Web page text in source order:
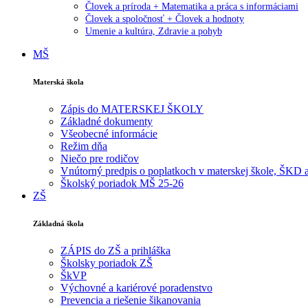
Človek a príroda + Matematika a práca s informáciami
Človek a spoločnosť + Človek a hodnoty
Umenie a kultúra, Zdravie a pohyb
MŠ
Materská škola
Zápis do MATERSKEJ ŠKOLY
Základné dokumenty
Všeobecné informácie
Režim dňa
Niečo pre rodičov
Vnútorný predpis o poplatkoch v materskej škole, ŠKD
Školský poriadok MŠ 25-26
ZŠ
Základná škola
ZÁPIS do ZŠ a prihláška
Školsky poriadok ZŠ
ŠkVP
Výchovné a kariérové poradenstvo
Prevencia a riešenie šikanovania